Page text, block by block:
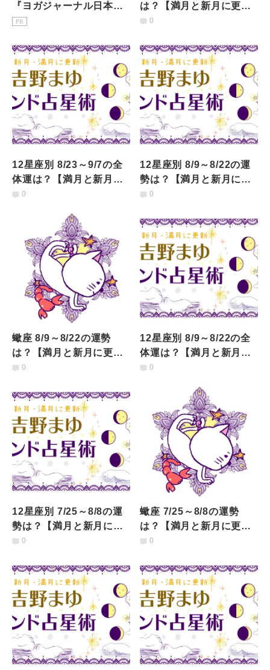
『ヨガジャーナル日本
版』予約購読のご案内
PR
は？【満月と新月に更
新！インド占星術】
0
12星座別 8/23～9/7の全
体運は？【満月と新月に
更新！インド占星術】
0
12星座別 8/9～8/22の運
勢は？【満月と新月に更
新！インド占星術】
0
蠍座 8/9～8/22の運勢
は？【満月と新月に更
新！インド占星術】
0
12星座別 8/9～8/22の全
体運は？【満月と新月に
更新！インド占星術】
0
12星座別 7/25～8/8の運
勢は？【満月と新月に更
新！インド占星術】
0
蠍座 7/25～8/8の運勢
は？【満月と新月に更
新！インド占星術】
0